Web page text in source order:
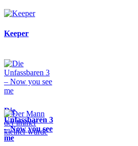
Keeper
Die
Unfassbaren 3
– Now you see
me